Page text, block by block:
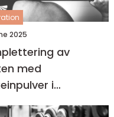
2025
av
med
i